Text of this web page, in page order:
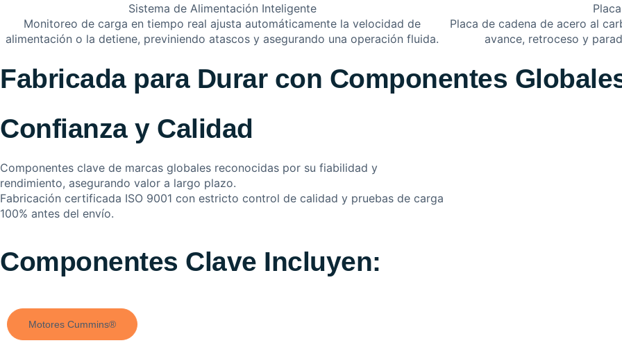
Sistema de Alimentación Inteligente
Monitoreo de carga en tiempo real ajusta automáticamente la velocidad de
alimentación o la detiene, previniendo atascos y asegurando una operación fluida.
Placa de cadena de acero al
avance, retroceso y
Fabricada para Durar con Componentes
Confianza y Calidad
Componentes clave de marcas globales reconocidas por su fiabilidad y
rendimiento, asegurando valor a largo plazo.
Fabricación certificada ISO 9001 con estricto control de calidad y pruebas de carga
100% antes del envío.
Componentes Clave Incluyen:
Motores Cummins®